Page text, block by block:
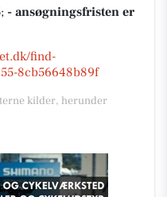
- ansøgningsfristen er
find-
8cb56648b89f
kilder, herunder